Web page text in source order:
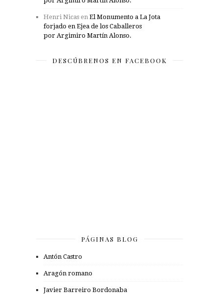
Henri Nicas en El Monumento a La Jota
forjado en Ejea de los Caballeros
por Argimiro Martín Alonso.
DESCÚBRENOS EN FACEBOOK
PÁGINAS BLOG
Antón Castro
Aragón romano
Javier Barreiro Bordonaba